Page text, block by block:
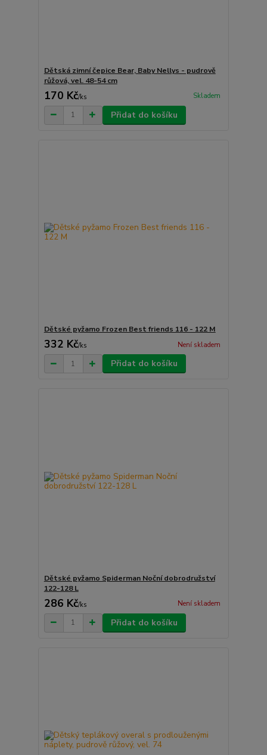
Dětská zimní čepice Bear, Baby Nellys - pudrově
růžová, vel. 48-54 cm
170 Kč/ks Skladem
Přidat do košíku
Dětské pyžamo Frozen Best friends 116 - 122 M
332 Kč/ks Není skladem
Přidat do košíku
Dětské pyžamo Spiderman Noční dobrodružství
122-128 L
286 Kč/ks Není skladem
Přidat do košíku